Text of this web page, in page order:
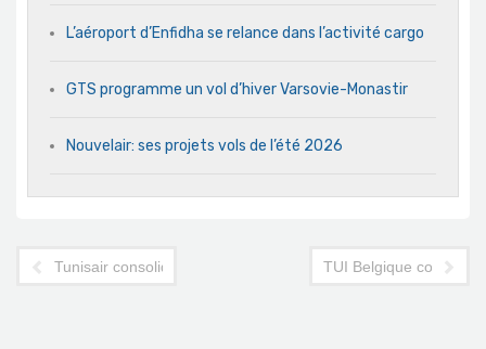
L’aéroport d’Enfidha se relance dans l’activité cargo
GTS programme un vol d’hiver Varsovie-Monastir
Nouvelair: ses projets vols de l’été 2026
Tunisair consolide son partenariat avec AmadeusTUI Belgique confirme